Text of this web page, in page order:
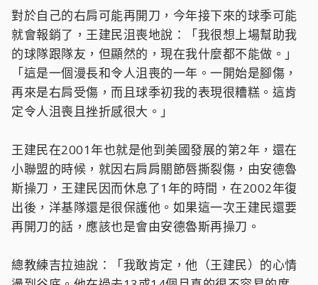
對於自己的右肩可能再開刀，今年接下來的球季可能
就會報銷了，王建民沮喪地說：「我很想上場幫助我
的球隊跟隊友，但顯然的，現在我什麼都不能做。」
「這是一個漫長和令人沮喪的一年。一開始是腳傷，
再來是右肩受傷，而且球季初我的表現很糟糕。這肯
定令人沮喪且挫折感很大。」
王建民在2001年也就是他到美國發展的第2年，還在
小聯盟的時候，就因右肩肩關節唇撕裂傷，由安德魯
斯操刀，王建民因而休息了1年的時間，在2002年復
出後，洋基隊還是很保護他。如果這一次王建民還要
再開刀的話，應該也是會由安德魯斯再操刀。
總教練吉拉迪說：「我敢肯定，他（王建民）的心情